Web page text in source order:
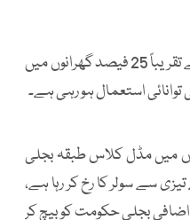
گیلپ سروے کے مطابق ملک کے تقریباً 25 فیصد گھرانوں میں
استعمال ہو رہی ہے۔
میں مڈل کلاس طبقہ بجلی
سے سولر کا رخ کر رہا ہے،
بجلی حکومت کو بیچ کر